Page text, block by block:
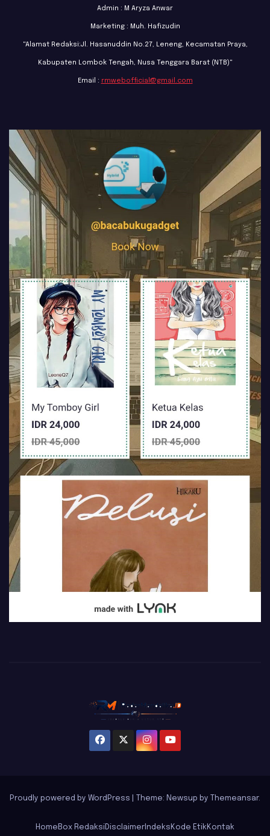
Admin : M Aryza Anwar
Marketing : Muh. Hafizudin
"Alamat Redaksi:Jl. Hasanuddin No.27, Leneng, Kecamatan Praya,
Kabupaten Lombok Tengah, Nusa Tenggara Barat (NTB)"
Email : rmwebofficial@gmail.com
Proudly powered by WordPress Theme: Newsup by Themeansar.
Home Box Redaksi Disclaimer Indeks Kode Etik Kontak